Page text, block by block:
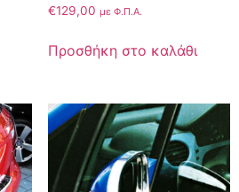
€129,00 με Φ.Π.Α.
Προσθήκη στο καλάθι